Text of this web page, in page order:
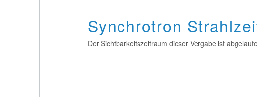
Synchrotron
Der Sichtbarkeitszeitraum dieser Vergabe ist